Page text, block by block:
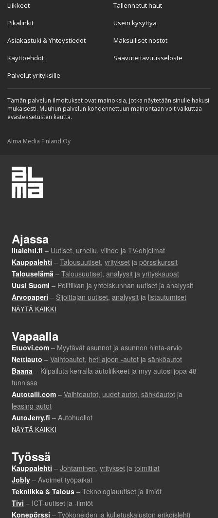
Liikkeet
Pikalinkit
Asiakastuki & Yhteystiedot
Käyttöehdot
Palvelut yrityksille
Tallennetut haut
Usein kysyttyä
Maksulliset nostot
Saavutettavuusseloste
Tämän palvelun ilmoitukset ovat mainoksia, jotka näytetään sinulle hakusi
mukaisesti. Muuhun palvelun kohdennettuun mainontaan voit vaikuttaa
evästeasetusten kautta.
Alma Media Finland Oy